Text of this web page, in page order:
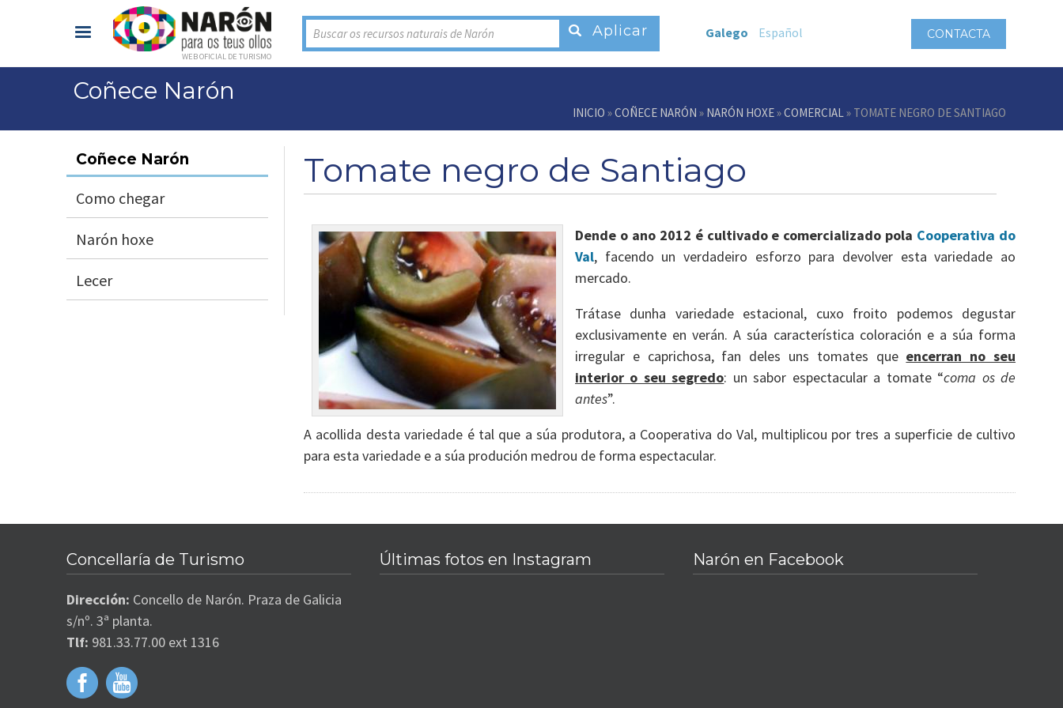
WEB OFICIAL DE TURISMO
Buscar os recursos naturais de Narón CONTACTA
Galego Español
Coñece Narón
Vostede está aquí INICIO »COÑECE NARÓN » NARÓN HOXE»COMERCIAL» TOMATE NEGRO DE SANTIAGO
Coñece Narón
Como chegar
Narón hoxe
Lecer
Tomate negro de Santiago
Dende o ano 2012 é cultivado e comercializado pola Cooperativa do
Val, facendo un verdadeiro esforzo para devolver esta variedade ao
mercado.
Trátase dunha variedade estacional, cuxo froito podemos degustar
exclusivamente en verán. A súa característica coloración e a súa forma
irregular e caprichosa, fan deles uns tomates que encerran no seu
interior o seu segredo: un sabor espectacular a tomate “coma os de
antes”.
A acollida desta variedade é tal que a súa produtora, a Cooperativa do Val, multiplicou por tres a superficie de cultivo
para esta variedade e a súa produción medrou de forma espectacular.
Concellaría de Turismo
Dirección: Concello de Narón. Praza de Galicia
s/nº. 3ª planta.
Tlf: 981.33.77.00 ext 1316
Últimas fotos en Instagram Narón en Facebook